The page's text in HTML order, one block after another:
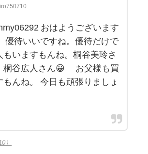
おはようございます
優待いいですね。優待だけで
もいますもんね。桐谷美玲さ
桐谷広人さん😀 お父様も買
もんね。 今日も頑張りましょ
）